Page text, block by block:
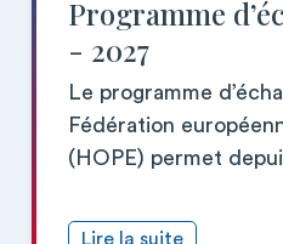
Programme
- 2027
Le programme
Fédération
(HOPE) permet
Lire la suite